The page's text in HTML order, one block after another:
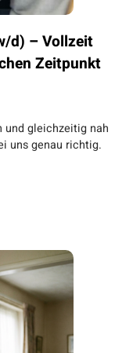
d) – Vollzeit
Zeitpunkt
und gleichzeitig nah
uns genau richtig.